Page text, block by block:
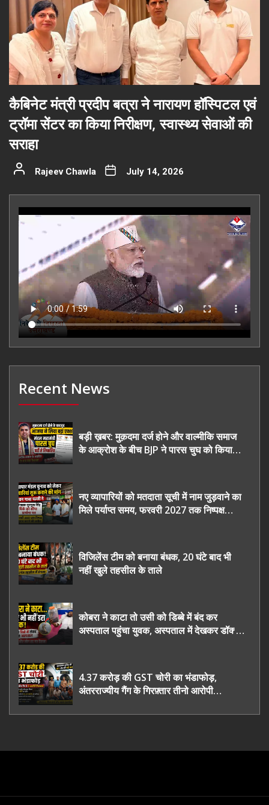
कैबिनेट मंत्री प्रदीप बत्रा ने नारायण हॉस्पिटल एवं
ट्रॉमा सेंटर का किया निरीक्षण, स्वास्थ्य सेवाओं की
सराहा
Rajeev Chawla July 14, 2026
Recent News
बड़ी ख़बर: मुक़दमा दर्ज होने और वाल्मीकि समाज
के आक्रोश के बीच BJP ने पारस चुघ को किया
नए व्यापारियों को मतदाता सूची में नाम जुड़वाने का
मिले पर्याप्त समय, फरवरी 2027 तक निष्पक्ष
विजिलेंस टीम को बनाया बंधक, 20 घंटे बाद भी
नहीं खुले तहसील के ताले
कोबरा ने काटा तो उसी को डिब्बे में बंद कर
अस्पताल पहुंचा युवक, अस्पताल में देखकर डॉक्टर
4.37 करोड़ की GST चोरी का भंडाफोड़,
अंतरराज्यीय गैंग के गिरफ़्तार तीनो आरोपी
तरी